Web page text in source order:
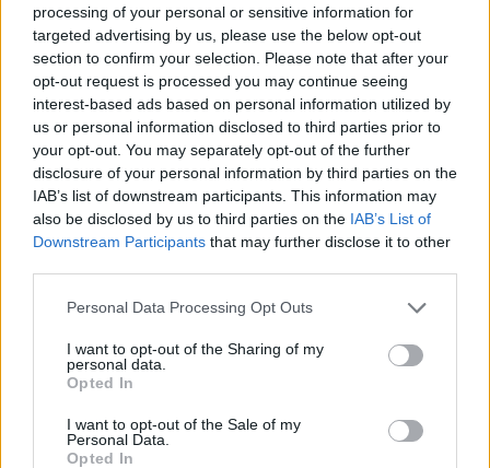
processing of your personal or sensitive information for
targeted advertising by us, please use the below opt-out
section to confirm your selection. Please note that after your
opt-out request is processed you may continue seeing
interest-based ads based on personal information utilized by
us or personal information disclosed to third parties prior to
your opt-out. You may separately opt-out of the further
disclosure of your personal information by third parties on the
IAB’s list of downstream participants. This information may
also be disclosed by us to third parties on the IAB’s List of
Downstream Participants that may further disclose it to other
Personal Data Processing Opt Outs
I want to opt-out of the Sharing of my
personal data.
Opted In
I want to opt-out of the Sale of my
Personal Data.
Opted In
Komplet na jednu zásuvku Blum TANDEMBOX antaro – 65 kg,
hĺbka 500 mm, výška D
Kvalitný zásuvkový systémBlum TANDEMBOX antaroje ideálnym
riešením pre moderný nábytok do kuchyne, kúpeľne či obývačky.
Zásuvkový systém ponúka
nosnosť až 65 kg
plynulý chod a dlhú životnosť typickú pre značku Blum.
Komplet je určený prehĺbku korpusu 500 mmavýšku zásuvky
, vďaka čomu poskytuje dostatok úložného priestoru aj pri
náročnejšom používaní. TANDEMBOX antaro sa vyznačuje
jednoduchou montážou, presným vedením a spoľahlivou
dokúpiť sadu modulov TOB a synchronizačný hriadeľ:
Sada modulov TOB 30-60kg:
Výhody produktu: